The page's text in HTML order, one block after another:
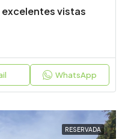
vistas
WhatsApp
RESERVADA